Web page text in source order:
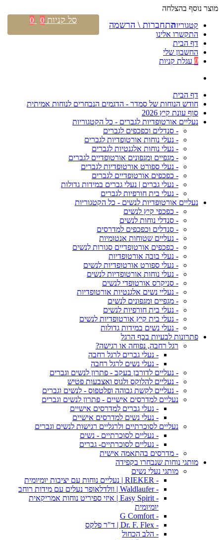
מוצר נוסף בהצלחה
קטגוריות
התקשרו אלינו
דף הבית
החשבון שלי
0 עגלת קניות
דף הבית
חודש הנוחות של סמדר - הדגמים הנבחרים לנוחות אמיתית
סוף עונת קיץ 2026
נעליים אורטופדיות לגברים - כל הקטגוריות
- סנדלים וכפכפים לגברים
- נעלי נוחות אורטופדיות לגברים
- נעלי נוחות אלגנטיות לגברים
- מגפיים ומגפונים אורטופדיים לגברים
- נעלי ספורט אורטופדיות לגברים
- כפכפים אורטופדיים לגברים
- נעלי גברים | נעלי גברים במידות גדולות
- נעלי בית חורפיות לגברים
נעליים אורטופדיות לנשים - כל הקטגוריות
- כפכפי קיץ לנשים
- סנדלי נוחות לנשים
- סנדלים וכפכפים למדרסים
- נעליים שטוחות אנטומיות
- כפכפים אורטופדיים סגורות לנשים
- נעלי בובה אורטופדיות
- נעלי ספורט אורטופדיות לנשים
- נעלי נוחות אורטופדיות לנשים
- סניקרס אורטופדי לנשים
- נעליי נשים אלגנטיות אורטופדיות
- מגפיים ומגפונים לנשים
- נעלי בית חורפיות לנשים
- נעלי בית קיץ אורטופדיות לנשים
- נעלי נשים במידות גדולות
פתרונות לבעיות בכף הרגל
רגל רחבה, נפוחה או רגישה?
- נעלי גברים לרגל רחבה
- נעלי נשים לרגל רחבה
- נעליים לדורבן בעקב - פתרון לנשים וגברים
- נעליים להלוקס ולגוס ואצבעות פטיש
- נעליים לקשת גבוהה ופלטפוס - לנשים וגברים
נעליים למדרסים אישיים - פתרון לנשים וגברים
- נעלי גברים למדרסים אישיים
- נעלי נשים למדרסים אישיים
נעליים לסוכרתיים ולרגליים רגישות לנשים וגברים
- נעליים לסוכרתיים - נשים
- נעליים לסוכרתיים- גברים
- מדרסים בהתאמה אישית
מותגי נוחות שנבחרו בקפידה
מותגי נעלי נשים
- RIEKER | נעליים נוחות עם יציבות יומיומית
- Waldlaufer | וולדלאופר נעלים עם מידות רוחב
- Easy Spirit | איזי ספיריט נוחות אמריקאית
יומיומית
- G Comfort
- Dr. F. Flex | ד"ר פלקס
- הלב הכחול
התחברות \ הרשמה סל קניות 0
0